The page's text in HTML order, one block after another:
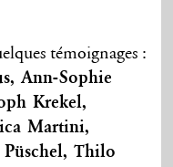
témoignages :
Ann-Sophie
Krekel,
Martini,
Thilo